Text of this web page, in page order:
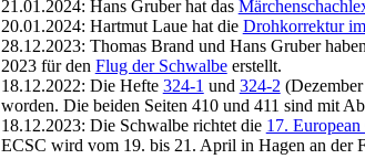
21.01.2024: Hans Gruber hat das
20.01.2024: Hartmut Laue hat die Drohkorrektur
28.12.2023: Thomas Brand und Hans Gruber
2023 für den Flug der Schwalbeerstellt.
18.12.2022: Die Hefte 324-1 und 324-2
worden. Die beiden Seiten 410 und 411 sind mit
18.12.2023: Die Schwalbe richtet die 17.
ECSC wird vom 19. bis 21. April in Hagen an der